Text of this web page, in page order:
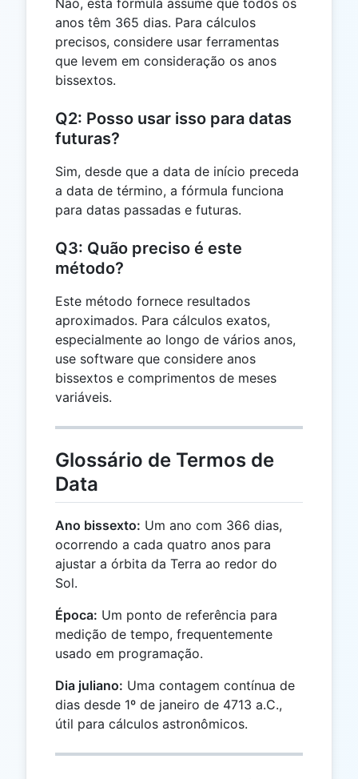
Não, esta fórmula assume que todos os
anos têm 365 dias. Para cálculos
precisos, considere usar ferramentas
que levem em consideração os anos
bissextos.
Q2: Posso usar isso para datas
futuras?
Sim, desde que a data de início preceda
a data de término, a fórmula funciona
para datas passadas e futuras.
Q3: Quão preciso é este
método?
Este método fornece resultados
aproximados. Para cálculos exatos,
especialmente ao longo de vários anos,
use software que considere anos
bissextos e comprimentos de meses
variáveis.
Glossário de Termos de
Data
Ano bissexto: Um ano com 366 dias,
ocorrendo a cada quatro anos para
ajustar a órbita da Terra ao redor do
Sol.
Época: Um ponto de referência para
medição de tempo, frequentemente
usado em programação.
Dia juliano: Uma contagem contínua de
dias desde 1º de janeiro de 4713 a.C.,
útil para cálculos astronômicos.